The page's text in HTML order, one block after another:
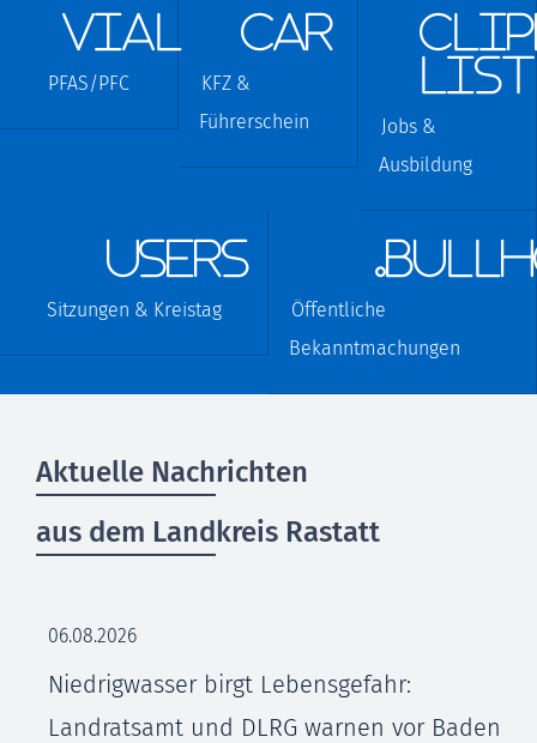
vial
PFAS/PFC
car
KFZ &
Führerschein
list
Jobs &
Ausbildung
users
Sitzungen & Kreistag
Öffentliche
Bekanntmachungen
Aktuelle Nachrichten
aus dem Landkreis Rastatt
06.08.2026
Niedrigwasser birgt Lebensgefahr:
Landratsamt und DLRG warnen vor Baden